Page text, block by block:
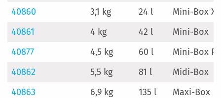
40860
3,1 kg 24 l
Mini-Box XS
40861
4 kg 42 l
Mini-Box
40877
4,5 kg 60 l
Mini-Box
40862
5,5 kg 81 l
Midi-Box
40863
6,9 kg 135 l Maxi-Box